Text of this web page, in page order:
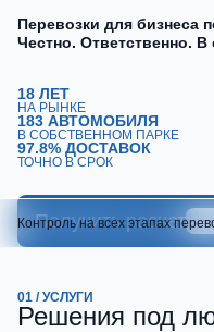
Перевозки для бизнеса
Честно. Ответственно. В
18 ЛЕТ
НА РЫНКЕ
183 АВТОМОБИЛЯ
В СОБСТВЕННОМ ПАРКЕ
97.8% ДОСТАВОК
ТОЧНО В СРОК
Получить расчет
Контроль на всех этапах
01 / УСЛУГИ
Решения под